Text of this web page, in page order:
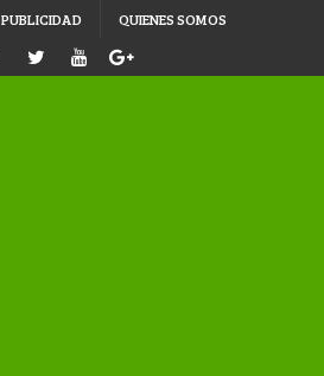
PUBLICIDAD QUIENES SOMOS